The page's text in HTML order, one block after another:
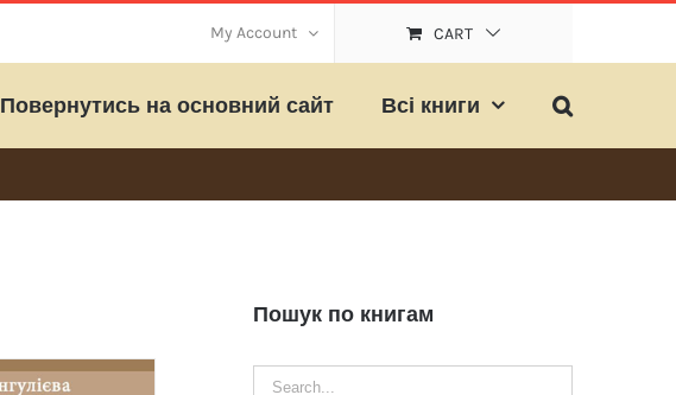
My Account CART
Повернутись на основний сайт Всі книги
Пошук по книгам